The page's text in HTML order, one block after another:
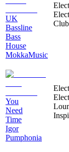
UK
Bassline
Bass
House
MokkaMusic
You
Need
Time
Igor
Pumphonia